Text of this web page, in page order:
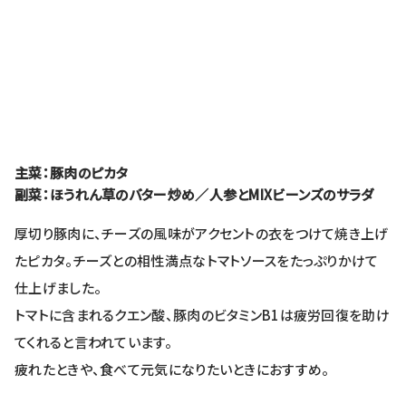
主菜：豚肉のピカタ
副菜：ほうれん草のバター炒め／人参とMIXビーンズのサラダ
厚切り豚肉に、チーズの風味がアクセントの衣をつけて焼き上げ
たピカタ。チーズとの相性満点なトマトソースをたっぷりかけて
仕上げました。
トマトに含まれるクエン酸、豚肉のビタミンB1は疲労回復を助け
てくれると言われています。
疲れたときや、食べて元気になりたいときにおすすめ。